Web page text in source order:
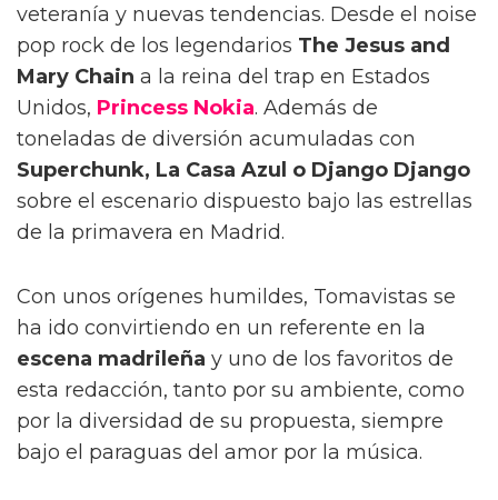
veteranía y nuevas tendencias. Desde el noise
pop rock de los legendarios The Jesus and
Mary Chain a la reina del trap en Estados
Unidos, Princess Nokia. Además de
toneladas de diversión acumuladas con
Superchunk, La Casa Azul o Django Django
sobre el escenario dispuesto bajo las estrellas
de la primavera en Madrid.
Con unos orígenes humildes, Tomavistas se
ha ido convirtiendo en un referente en la
escena madrileña y uno de los favoritos de
esta redacción, tanto por su ambiente, como
por la diversidad de su propuesta, siempre
bajo el paraguas del amor por la música.